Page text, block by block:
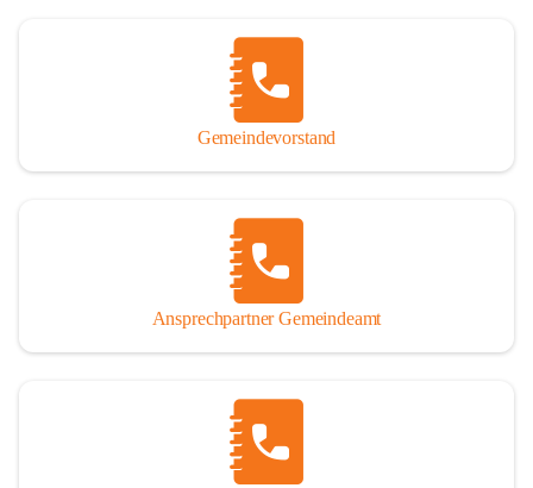
Gemeindevorstand
Ansprechpartner Gemeindeamt